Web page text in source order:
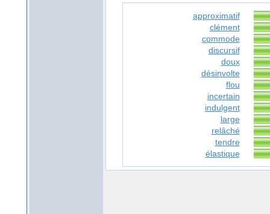
approximatif
clément
commode
discursif
doux
désinvolte
flou
incertain
indulgent
large
relâché
tendre
élastique